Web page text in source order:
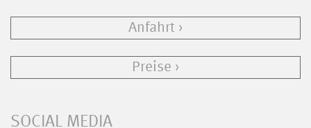
Anfahrt
Preise
SOCIAL MEDIA